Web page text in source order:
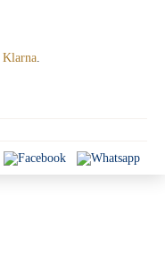
Klarna.